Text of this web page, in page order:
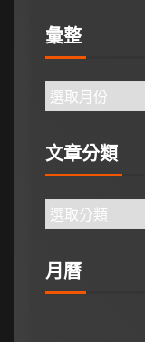
彙整
文章分類
月曆